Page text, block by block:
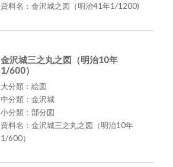
資料名：金沢城之図（明治41年1/1200)
金沢城三之丸之図（明治10年
1/600）
大分類：絵図
中分類：金沢城
小分類：部分図
資料名：金沢城三之丸之図（明治10年
1/600）